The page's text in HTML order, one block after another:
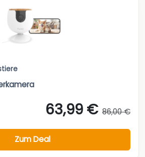
63,99 € 86,00 €
Zum Deal